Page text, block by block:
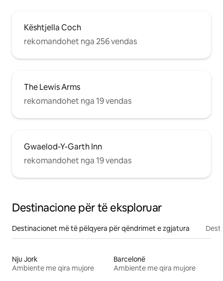
Kështjella Coch
rekomandohet nga 256 vendas
The Lewis Arms
rekomandohet nga 19 vendas
Gwaelod-Y-Garth Inn
rekomandohet nga 19 vendas
Destinacione për të eksploruar
Destinacionet më të pëlqyera për qëndrimet e zgjatura
Nju Jork
Ambiente me qira mujore
Barcelonë
Ambiente me qira mujore